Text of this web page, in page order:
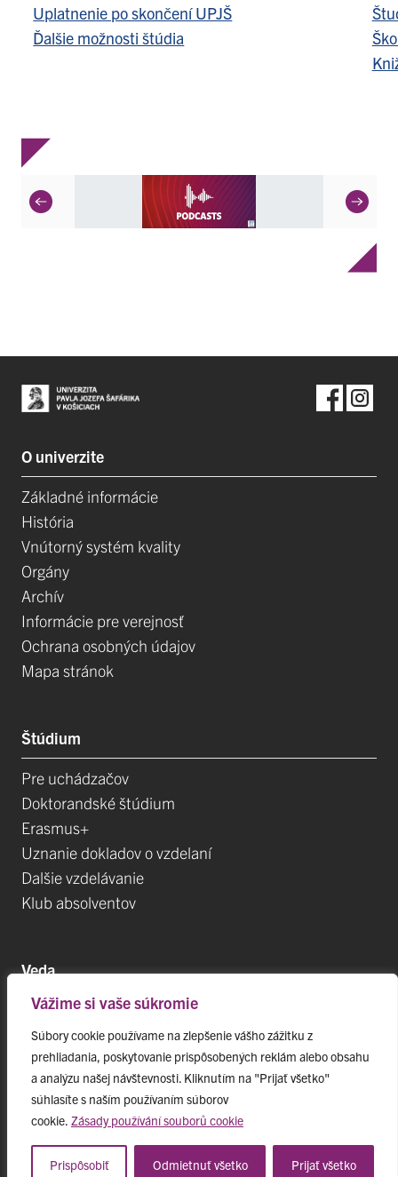
Vážime si vaše súkromie
Súbory cookie používame na zlepšenie vášho zážitku z
prehliadania, poskytovanie prispôsobených reklám alebo obsahu
a analýzu našej návštevnosti. Kliknutím na "Prijať všetko"
súhlasíte s naším používaním súborov
cookie. Zásady používání souborů cookie
Prispôsobiť Odmietnuť všetko Prijať všetko
Uplatnenie po skončení UPJŠ
Ďalšie možnosti štúdia
O univerzite
Základné informácie
História
Vnútorný systém kvality
Orgány
Archív
Informácie pre verejnosť
Ochrana osobných údajov
Mapa stránok
Štúdium
Pre uchádzačov
Doktorandské štúdium
Erasmus+
Uznanie dokladov o vzdelaní
Dalšie vzdelávanie
Klub absolventov
Veda
Postdoktorandské pozíce
Projekty
Špičkové tímy
TIP-UPJŠ
Vedecké parky
Evidencia publikačnej činnosti
Habilitačné a vymenúvacie konania